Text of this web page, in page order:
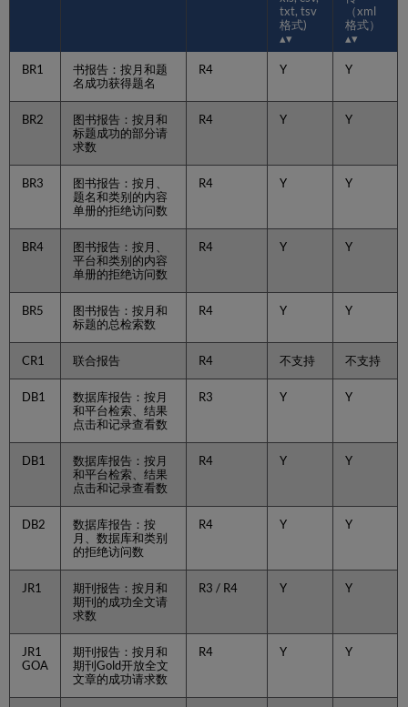
txt, tsv
格式)
（xml
格式）
BR1
书报告：按月和题
名成功获得题名
R4 Y Y
BR2
图书报告：按月和
标题成功的部分请
求数
R4 Y Y
BR3
图书报告：按月、
题名和类别的内容
单册的拒绝访问数
R4 Y Y
BR4
图书报告：按月、
平台和类别的内容
单册的拒绝访问数
R4 Y Y
BR5
图书报告：按月和
标题的总检索数
R4 Y Y
CR1 联合报告 R4 不支持 不支持
DB1
数据库报告：按月
和平台检索、结果
点击和记录查看数
R3 Y Y
DB1
数据库报告：按月
和平台检索、结果
点击和记录查看数
R4 Y Y
DB2
数据库报告：按
月、数据库和类别
的拒绝访问数
R4 Y Y
JR1
期刊报告：按月和
期刊的成功全文请
求数
R3 / R4 Y Y
JR1
GOA
期刊报告：按月和
期刊Gold开放全文
文章的成功请求数
R4 Y Y